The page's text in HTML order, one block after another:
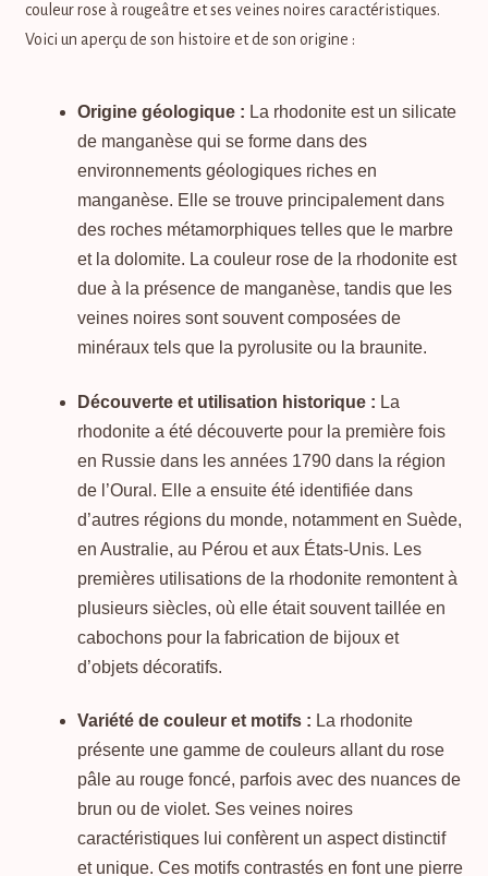
couleur rose à rougeâtre et ses veines noires caractéristiques.
Voici un aperçu de son histoire et de son origine :
Origine géologique : La rhodonite est un silicate
de manganèse qui se forme dans des
environnements géologiques riches en
manganèse. Elle se trouve principalement dans
des roches métamorphiques telles que le marbre
et la dolomite. La couleur rose de la rhodonite est
due à la présence de manganèse, tandis que les
veines noires sont souvent composées de
minéraux tels que la pyrolusite ou la braunite.
Découverte et utilisation historique : La
rhodonite a été découverte pour la première fois
en Russie dans les années 1790 dans la région
de l’Oural. Elle a ensuite été identifiée dans
d’autres régions du monde, notamment en Suède,
en Australie, au Pérou et aux États-Unis. Les
premières utilisations de la rhodonite remontent à
plusieurs siècles, où elle était souvent taillée en
cabochons pour la fabrication de bijoux et
d’objets décoratifs.
Variété de couleur et motifs : La rhodonite
présente une gamme de couleurs allant du rose
pâle au rouge foncé, parfois avec des nuances de
brun ou de violet. Ses veines noires
caractéristiques lui confèrent un aspect distinctif
et unique. Ces motifs contrastés en font une pierre